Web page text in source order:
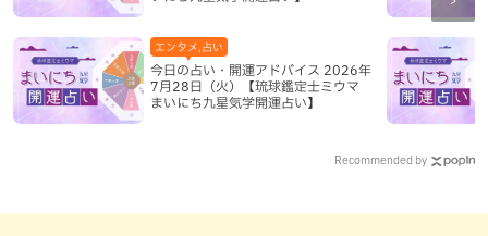
今日の占い・開運アドバイス 2026年
7月28日（火）【琉球鑑定士ミウマ
まいにち九星気学開運占い】
エンタメ,占い
Recommended by